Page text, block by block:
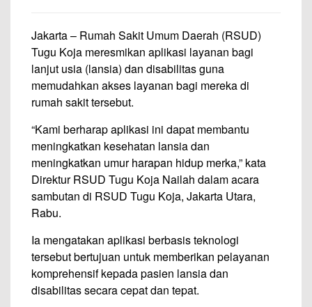
Jakarta – Rumah Sakit Umum Daerah (RSUD)
Tugu Koja meresmikan aplikasi layanan bagi
lanjut usia (lansia) dan disabilitas guna
memudahkan akses layanan bagi mereka di
rumah sakit tersebut.
“Kami berharap aplikasi ini dapat membantu
meningkatkan kesehatan lansia dan
meningkatkan umur harapan hidup merka,” kata
Direktur RSUD Tugu Koja Nailah dalam acara
sambutan di RSUD Tugu Koja, Jakarta Utara,
Rabu.
Ia mengatakan aplikasi berbasis teknologi
tersebut bertujuan untuk memberikan pelayanan
komprehensif kepada pasien lansia dan
disabilitas secara cepat dan tepat.